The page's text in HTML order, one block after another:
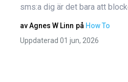
sms:a dig är det bara att
avAgnes W Linn på How To
Uppdaterad 01 jun, 2026